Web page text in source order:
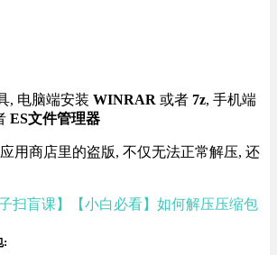
, 电脑端安装 WINRAR 或者 7z, 手机端
ES文件管理器
用商店里的盗版, 不仅无法正常解压, 还
子扫盲课】【小白必看】如何解压压缩包
: